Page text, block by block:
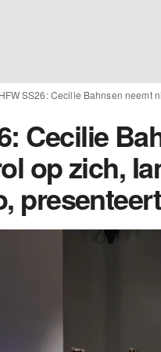
SS26: Cecilie Bahnsen neemt
Cecilie
op zich,
presenteert